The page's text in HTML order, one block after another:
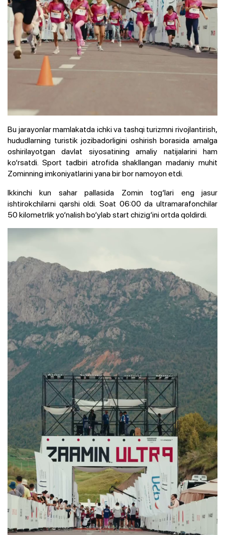
Bu jarayonlar mamlakatda ichki va tashqi turizmni rivojlantirish,
hududlarning turistik jozibadorligini oshirish borasida amalga
oshirilayotgan davlat siyosatining amaliy natijalarini ham
ko‘rsatdi. Sport tadbiri atrofida shakllangan madaniy muhit
Zominning imkoniyatlarini yana bir bor namoyon etdi.
Ikkinchi kun sahar pallasida Zomin tog‘lari eng jasur
ishtirokchilarni qarshi oldi. Soat 06:00 da ultramarafonchilar
50 kilometrlik yo‘nalish bo‘ylab start chizig‘ini ortda qoldirdi.